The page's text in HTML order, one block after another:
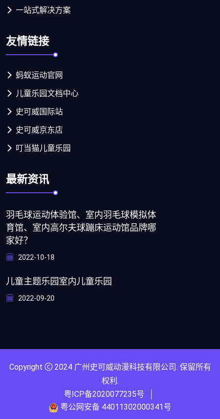
一站式解决方案
友情链接
蚂蚁运动官网
儿童乐园文档中心
史可威国际站
史可威京东店
叮当猫儿童乐园
最新资讯
羽毛球运动体验馆、室内羽毛球模拟体
育馆、室内高尔夫球蹦床运动馆品牌哪
家好？
2022-10-18
儿童主题乐园室内儿童乐园
2022-09-20
Copyright 2024 广州史可威动漫科技有限公司. 保留所有
权利.
粤ICP备2020077235号
粤公网安备 44011302000341号